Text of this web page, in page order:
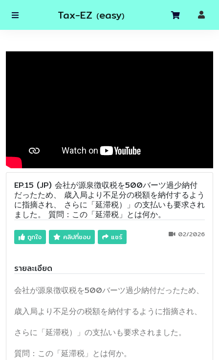
Tax-EZ (easy)
EP.15 (JP) 会社が源泉徴収税を500バーツ過少納付
だったため、 歳入局より不足分の税額を納付するよう
に指摘され、 さらに「延滞税）」の支払いも要求され
ました。 質問：この「延滞税」とは何か。
ถูกใจ คลิปที่ชอบ แชร์ 02/2026
รายละเอียด
会社が源泉徴収税を500バーツ過少納付だったため、
歳入局より不足分の税額を納付するように指摘され、
さらに「延滞税）」の支払いも要求されました。
質問：この「延滞税」とは何か。